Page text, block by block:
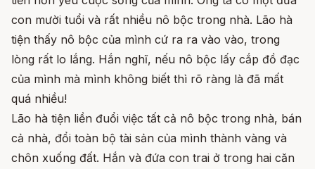
con mười tuổi và rất nhiều nô bộc trong nhà. Lão hà
tiện thấy nô bộc của mình cứ ra ra vào vào, trong
lòng rất lo lắng. Hắn nghĩ, nếu nô bộc lấy cắp đồ đạc
của mình mà mình không biết thì rõ ràng là đã mất
quá nhiều!
Lão hà tiện liền đuổi việc tất cả nô bộc trong nhà, bán
cả nhà, đổi toàn bộ tài sản của mình thành vàng và
chôn xuống đất. Hắn và đứa con trai ở trong hai căn